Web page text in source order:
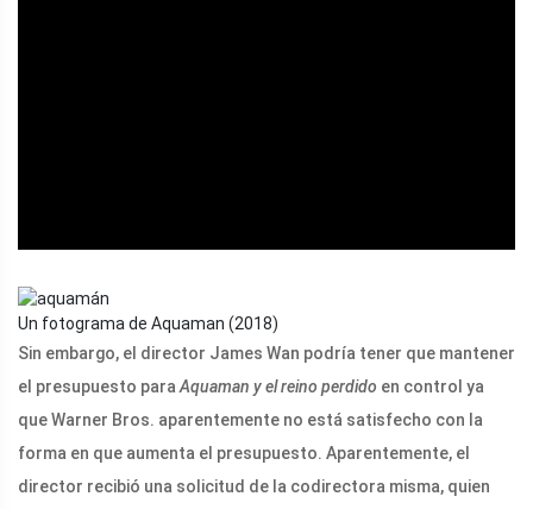
Un fotograma de Aquaman (2018)
Sin embargo, el director James Wan podría tener que mantener
el presupuesto para Aquaman y el reino perdido en control ya
que Warner Bros. aparentemente no está satisfecho con la
forma en que aumenta el presupuesto. Aparentemente, el
director recibió una solicitud de la codirectora misma, quien